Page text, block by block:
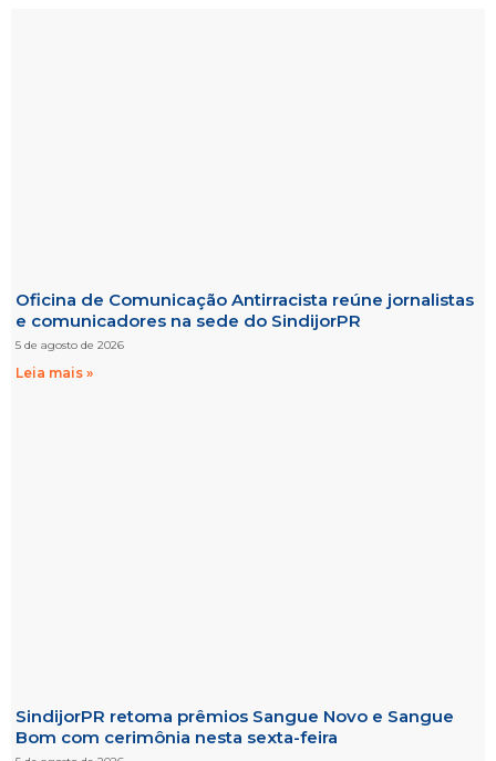
Oficina de Comunicação Antirracista reúne jornalistas
e comunicadores na sede do SindijorPR
5 de agosto de 2026
Leia mais »
SindijorPR retoma prêmios Sangue Novo e Sangue
Bom com cerimônia nesta sexta-feira